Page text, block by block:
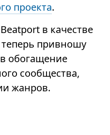
проекта.
в качестве
теперь привношу
обогащение
сообщества,
жанров.